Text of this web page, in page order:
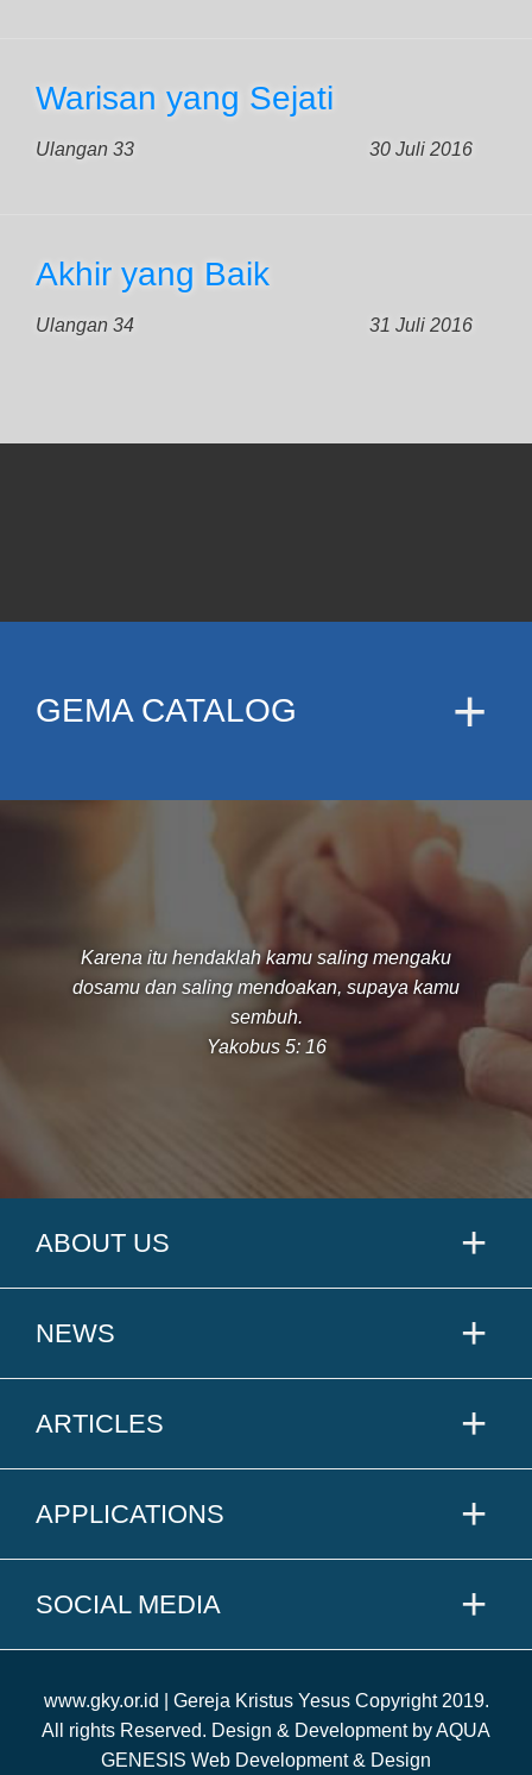
Warisan yang Sejati
Ulangan 33 30 Juli 2016
Akhir yang Baik
Ulangan 34 31 Juli 2016
GEMA CATALOG
Karena itu hendaklah kamu saling mengaku
dosamu dan saling mendoakan, supaya kamu
sembuh.
Yakobus 5: 16
ABOUT US
NEWS
ARTICLES
APPLICATIONS
SOCIAL MEDIA
www.gky.or.id | Gereja Kristus Yesus Copyright 2019.
All rights Reserved. Design & Development by AQUA
GENESIS Web Development & Design